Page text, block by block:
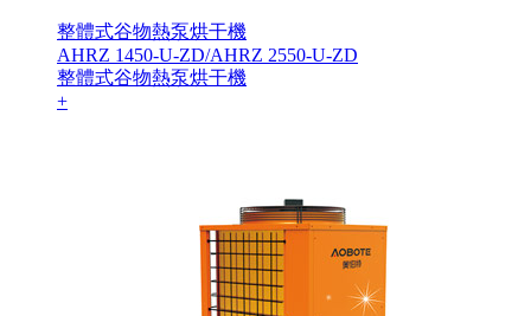
整體式谷物熱泵烘干機
AHRZ 1450-U-ZD/AHRZ 2550-U-ZD
整體式谷物熱泵烘干機
+